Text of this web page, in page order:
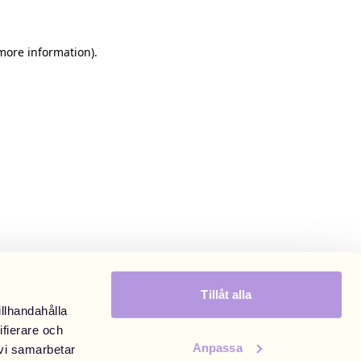
och
samarbetar
Tillåt alla
Anpassa
information).